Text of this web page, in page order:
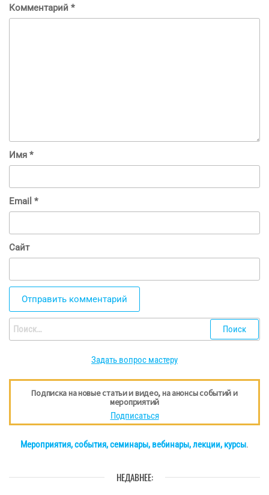
Комментарий *
Имя *
Email *
Сайт
Найти:
Задать вопрос мастеру
Подписка на новые статьи и видео, на анонсы событий и
мероприятий
Подписаться
Мероприятия, события, семинары, вебинары, лекции, курсы.
НЕДАВНЕЕ: